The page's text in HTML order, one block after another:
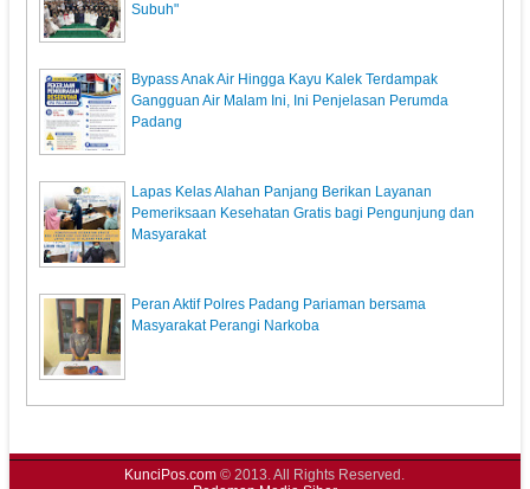
Subuh"
Bypass Anak Air Hingga Kayu Kalek Terdampak
Gangguan Air Malam Ini, Ini Penjelasan Perumda
Padang
Lapas Kelas Alahan Panjang Berikan Layanan
Pemeriksaan Kesehatan Gratis bagi Pengunjung dan
Masyarakat
Peran Aktif Polres Padang Pariaman bersama
Masyarakat Perangi Narkoba
KunciPos.com © 2013. All Rights Reserved.